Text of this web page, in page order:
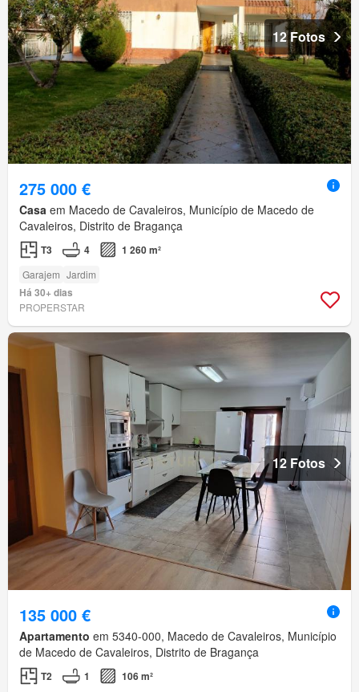
12 Fotos
275 000 €
Casa em Macedo de Cavaleiros, Município de Macedo de
Cavaleiros, Distrito de Bragança
T3 4 1 260 m²
Garajem Jardim
Há 30+ dias
PROPERSTAR
12 Fotos
135 000 €
Apartamento em 5340-000, Macedo de Cavaleiros, Município
de Macedo de Cavaleiros, Distrito de Bragança
T2 1 106 m²